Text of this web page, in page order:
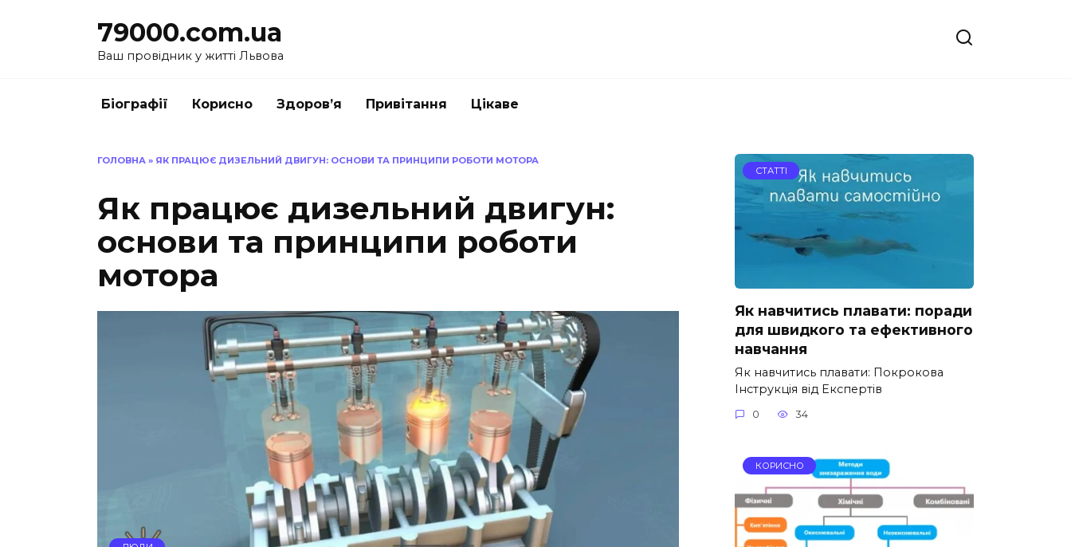
79000.com.ua
Ваш провідник у житті Львова
Біографії Корисно Здоров’я Привітання Цікаве
ГОЛОВНА » ЯК ПРАЦЮЄ ДИЗЕЛЬНИЙ ДВИГУН: ОСНОВИ ТА ПРИНЦИПИ РОБОТИ МОТОРА
Як працює дизельний двигун:
основи та принципи роботи
мотора
СТАТТІ
Як навчитись плавати: поради
для швидкого та ефективного
навчання
Як навчитись плавати: Покрокова
Інструкція від Експертів
0 34
КОРИСНО